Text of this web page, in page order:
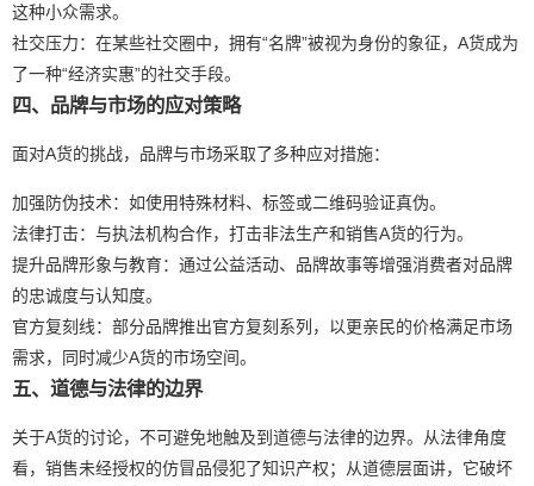
这种小众需求。
社交压力：在某些社交圈中，拥有“名牌”被视为身份的象征，A货成为
了一种“经济实惠”的社交手段。
四、品牌与市场的应对策略
面对A货的挑战，品牌与市场采取了多种应对措施：
加强防伪技术：如使用特殊材料、标签或二维码验证真伪。
法律打击：与执法机构合作，打击非法生产和销售A货的行为。
提升品牌形象与教育：通过公益活动、品牌故事等增强消费者对品牌
的忠诚度与认知度。
官方复刻线：部分品牌推出官方复刻系列，以更亲民的价格满足市场
需求，同时减少A货的市场空间。
五、道德与法律的边界
关于A货的讨论，不可避免地触及到道德与法律的边界。从法律角度
看，销售未经授权的仿冒品侵犯了知识产权；从道德层面讲，它破坏